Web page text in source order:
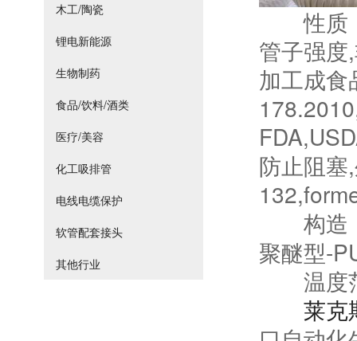
木工/陶瓷
锂电新能源
生物制药
食品/饮料/酒类
医疗/美容
化工吸排管
电线电缆保护
软管配套接头
其他行业
性质：
管子强度
加工成
防止阻塞
构造
聚醚型-
温度
莱克